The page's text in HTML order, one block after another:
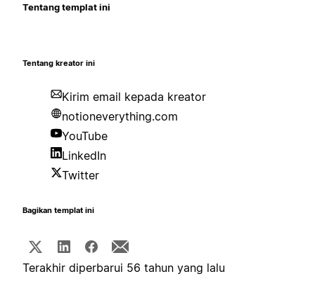
Tentang templat ini
Tentang kreator ini
Kirim email kepada kreator
notioneverything.com
YouTube
LinkedIn
Twitter
Bagikan templat ini
Terakhir diperbarui 56 tahun yang lalu